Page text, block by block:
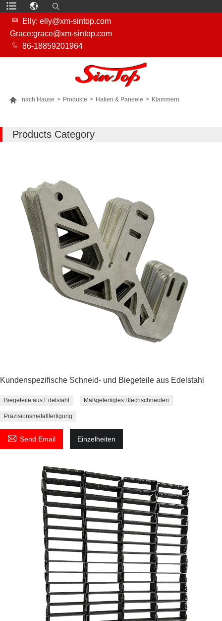

Elly: elly@xm-sintop.com
Grace:grace@xm-sintop.com
 86-18859201964
 nach Hause > Produkte > Haken & Paneele > Klammern
Products Category
Kundenspezifische Schneid- und Biegeteile aus Edelstahl
Biegeteile aus Edelstahl Maßgefertigtes Blechschneiden
Präzisionsmetallfertigung
 Send Email Einzelheiten